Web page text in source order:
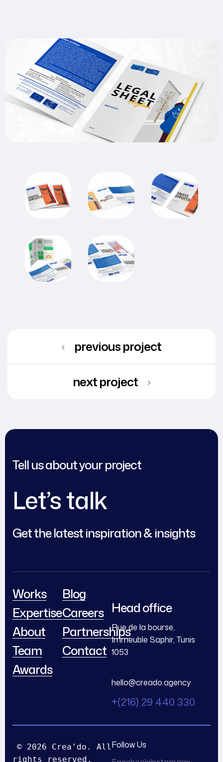
previous project
next project
Tell us about your project
Let’s talk
Get the latest inspiration & insights
Works
Expertise
About
Team
Awards
Blog
Careers
Partnerships
Contact
Head office
Rue de la bourse,
Immeuble Saphir, Tunis
1053
hello@creado.agency
+(216) 29 440 330
© 2026 Crea'do. All
rights reserved.
Follow Us